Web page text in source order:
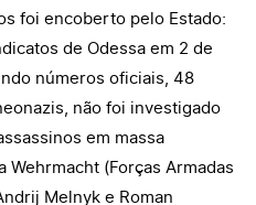
foi encoberto pelo Estado:
de Odessa em 2 de
números oficiais, 48
não foi investigado
em massa
(Forças Armadas
Melnyk e Roman